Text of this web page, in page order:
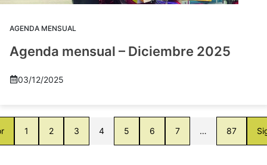
AGENDA MENSUAL
Agenda mensual – Diciembre 2025
03/12/2025
1 2 3 4 5 6 7 … 87